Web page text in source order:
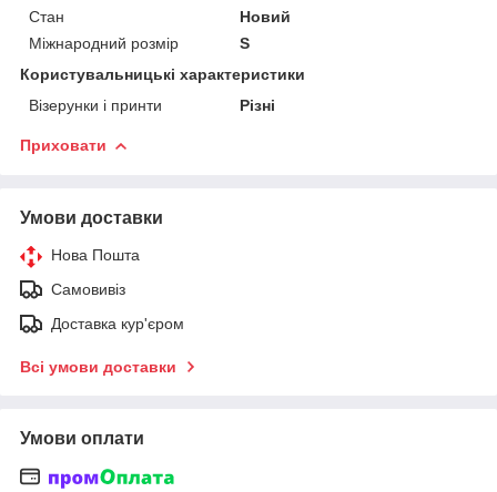
Стан
Новий
Міжнародний розмір
S
Користувальницькі характеристики
Візерунки і принти
Різні
Приховати
Умови доставки
Нова Пошта
Самовивіз
Доставка кур'єром
Всі умови доставки
Умови оплати